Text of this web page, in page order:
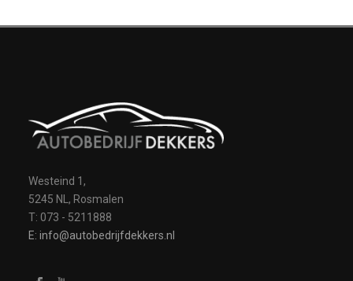
Westeind 1,
5245 NL, Rosmalen
T: 073 - 5211888
E: info@autobedrijfdekkers.nl